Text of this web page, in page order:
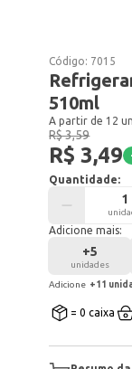
Código: 7015
510ml
A partir de 12
R$ 3,59
R$ 3,49
Quantidade:
Adicione mais:
+5
unidades
Adicione +11
= 0 caixa